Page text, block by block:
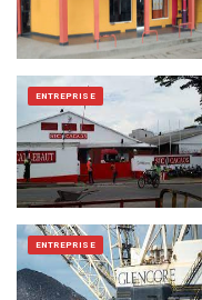
ENTREPRISE
ENTREPRISE